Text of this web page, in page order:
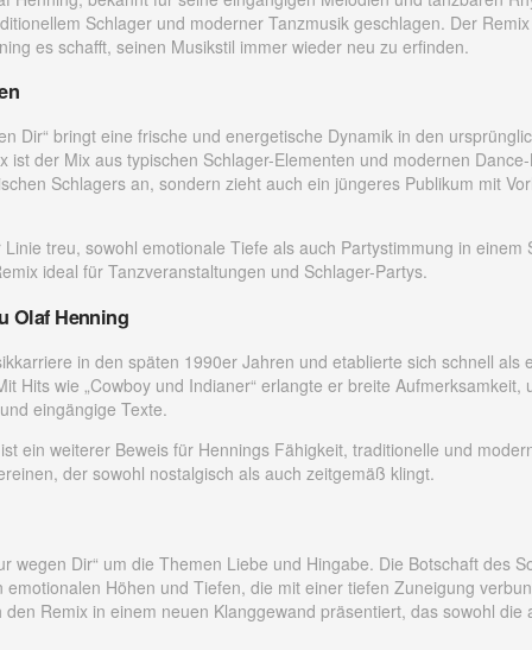
Schlager und moderner Tanzmusik geschlagen. Der
es schafft, seinen Musikstil immer wieder neu zu erfinden.
Dir“ bringt eine frische und energetische Dynamik in den
ist der Mix aus typischen Schlager-Elementen und modernen
Schlagers an, sondern zieht auch ein jüngeres Publikum mit
treu, sowohl emotionale Tiefe als auch Partystimmung in einem
ideal für Tanzveranstaltungen und Schlager-Partys.
Olaf Henning
in den späten 1990er Jahren und etablierte sich schnell als
Hits wie „Cowboy und Indianer“ erlangte er breite Aufmerksamkeit,
eingängige Texte.
ein weiterer Beweis für Hennings Fähigkeit, traditionelle und
der sowohl nostalgisch als auch zeitgemäß klingt.
wegen Dir“ um die Themen Liebe und Hingabe. Die Botschaft des
Höhen und Tiefen, die mit einer tiefen Zuneigung
Remix in einem neuen Klanggewand präsentiert, das sowohl die